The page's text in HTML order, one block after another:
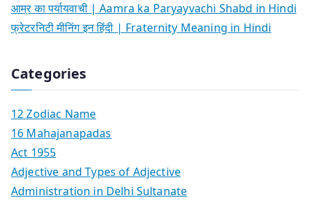
आम्र का पर्यायवाची | Aamra ka Paryayvachi Shabd in Hindi
फ्रेटरनिटी मीनिंग इन हिंदी | Fraternity Meaning in Hindi
Categories
12 Zodiac Name
16 Mahajanapadas
Act 1955
Adjective and Types of Adjective
Administration in Delhi Sultanate